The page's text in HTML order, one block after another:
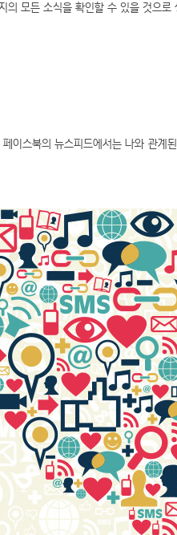
모든 소식을 확인할 수 있을 것으로
이스북의 뉴스피드에서는 나와 관계